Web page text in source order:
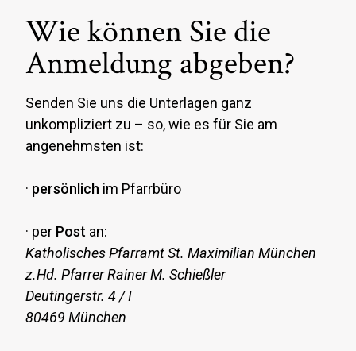
Taufe
Prävention
Kinderkirche
Chor
Pfarrer Schießler
Max‘ Tagebuch
Pfarrzeitung
Wie können Sie die
Anmeldung abgeben?
Senden Sie uns die Unterlagen ganz
unkompliziert zu – so, wie es für Sie am
angenehmsten ist:
· persönlich im Pfarrbüro
· per Post an:
Katholisches Pfarramt St. Maximilian München
z.Hd. Pfarrer Rainer M. Schießler
Deutingerstr. 4 / I
80469 München